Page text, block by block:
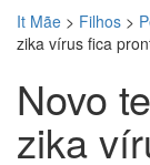
It Mãe > Filhos >
zika vírus fica
Novo
zika